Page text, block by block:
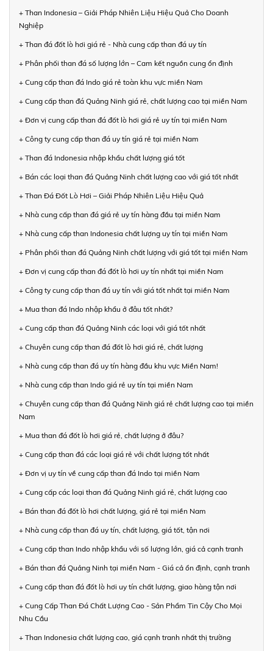
+ Than Indonesia – Giải Pháp Nhiên Liệu Hiệu Quả Cho Doanh
Nghiệp
+ Than đá đốt lò hơi giá rẻ - Nhà cung cấp than đá uy tín
+ Phân phối than đá số lượng lớn – Cam kết nguồn cung ổn định
+ Cung cấp than đá Indo giá rẻ toàn khu vực miền Nam
+ Cung cấp than đá Quảng Ninh giá rẻ, chất lượng cao tại miền Nam
+ Đơn vị cung cấp than đá đốt lò hơi giá rẻ uy tín tại miền Nam
+ Công ty cung cấp than đá uy tín giá rẻ tại miền Nam
+ Than đá Indonesia nhập khẩu chất lượng giá tốt
+ Bán các loại than đá Quảng Ninh chất lượng cao với giá tốt nhất
+ Than Đá Đốt Lò Hơi – Giải Pháp Nhiên Liệu Hiệu Quả
+ Nhà cung cấp than đá giá rẻ uy tín hàng đầu tại miền Nam
+ Nhà cung cấp than Indonesia chất lượng uy tín tại miền Nam
+ Phân phối than đá Quảng Ninh chất lượng với giá tốt tại miền Nam
+ Đơn vị cung cấp than đá đốt lò hơi uy tín nhất tại miền Nam
+ Công ty cung cấp than đá uy tín với giá tốt nhất tại miền Nam
+ Mua than đá Indo nhập khẩu ở đâu tốt nhất?
+ Cung cấp than đá Quảng Ninh các loại với giá tốt nhất
+ Chuyên cung cấp than đá đốt lò hơi giá rẻ, chất lượng
+ Nhà cung cấp than đá uy tín hàng đầu khu vực Miền Nam!
+ Nhà cung cấp than Indo giá rẻ uy tín tại miền Nam
+ Chuyên cung cấp than đá Quảng Ninh giá rẻ chất lượng cao tại miền
Nam
+ Mua than đá đốt lò hơi giá rẻ, chất lượng ở đâu?
+ Cung cấp than đá các loại giá rẻ với chất lượng tốt nhất
+ Đơn vị uy tín về cung cấp than đá Indo tại miền Nam
+ Cung cấp các loại than đá Quảng Ninh giá rẻ, chất lượng cao
+ Bán than đá đốt lò hơi chất lượng, giá rẻ tại miền Nam
+ Nhà cung cấp than đá uy tín, chất lượng, giá tốt, tận nơi
+ Cung cấp than Indo nhập khẩu với số lượng lớn, giá cả cạnh tranh
+ Bán than đá Quảng Ninh tại miền Nam - Giá cả ổn định, cạnh tranh
+ Cung cấp than đá đốt lò hơi uy tín chất lượng, giao hàng tận nơi
+ Cung Cấp Than Đá Chất Lượng Cao - Sản Phẩm Tin Cậy Cho Mọi
Nhu Cầu
+ Than Indonesia chất lượng cao, giá cạnh tranh nhất thị trường